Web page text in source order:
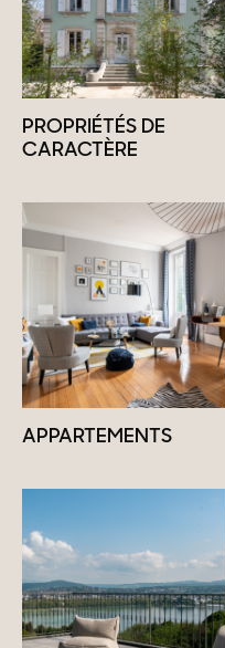
PROPRIÉTÉS DE
CARACTÈRE
APPARTEMENTS